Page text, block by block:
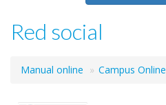
Red social
Manual online Campus Online